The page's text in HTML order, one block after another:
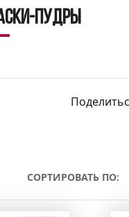
пудры
СОРТИРОВАТЬ ПО: